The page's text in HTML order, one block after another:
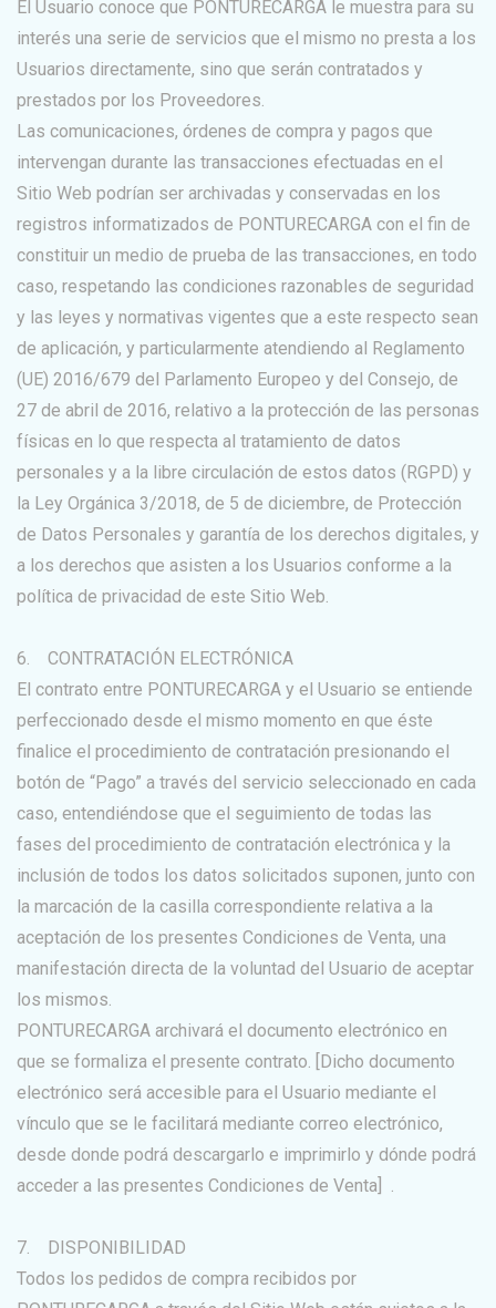
El Usuario conoce que PONTURECARGA le muestra para su
interés una serie de servicios que el mismo no presta a los
Usuarios directamente, sino que serán contratados y
prestados por los Proveedores.
Las comunicaciones, órdenes de compra y pagos que
intervengan durante las transacciones efectuadas en el
Sitio Web podrían ser archivadas y conservadas en los
registros informatizados de PONTURECARGA con el fin de
constituir un medio de prueba de las transacciones, en todo
caso, respetando las condiciones razonables de seguridad
y las leyes y normativas vigentes que a este respecto sean
de aplicación, y particularmente atendiendo al Reglamento
(UE) 2016/679 del Parlamento Europeo y del Consejo, de
27 de abril de 2016, relativo a la protección de las personas
físicas en lo que respecta al tratamiento de datos
personales y a la libre circulación de estos datos (RGPD) y
la Ley Orgánica 3/2018, de 5 de diciembre, de Protección
de Datos Personales y garantía de los derechos digitales, y
a los derechos que asisten a los Usuarios conforme a la
política de privacidad de este Sitio Web.
6. CONTRATACIÓN ELECTRÓNICA
El contrato entre PONTURECARGA y el Usuario se entiende
perfeccionado desde el mismo momento en que éste
finalice el procedimiento de contratación presionando el
botón de “Pago” a través del servicio seleccionado en cada
caso, entendiéndose que el seguimiento de todas las
fases del procedimiento de contratación electrónica y la
inclusión de todos los datos solicitados suponen, junto con
la marcación de la casilla correspondiente relativa a la
aceptación de los presentes Condiciones de Venta, una
manifestación directa de la voluntad del Usuario de aceptar
los mismos.
PONTURECARGA archivará el documento electrónico en
que se formaliza el presente contrato. [Dicho documento
electrónico será accesible para el Usuario mediante el
vínculo que se le facilitará mediante correo electrónico,
desde donde podrá descargarlo e imprimirlo y dónde podrá
acceder a las presentes Condiciones de Venta] .
7. DISPONIBILIDAD
Todos los pedidos de compra recibidos por